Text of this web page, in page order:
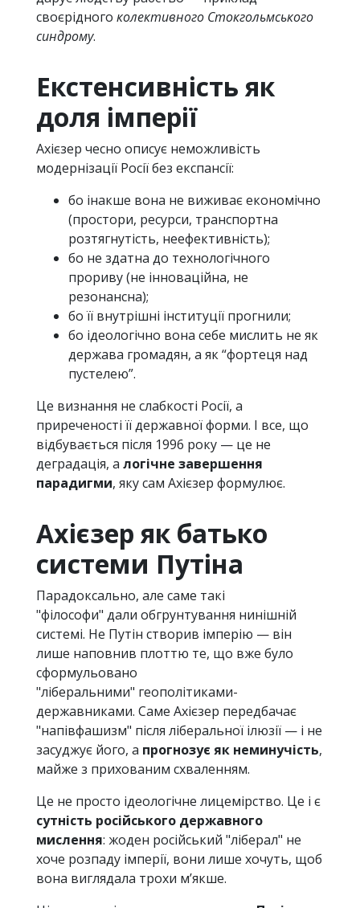
своєрідного колективного Стокгольмського
синдрому.
Екстенсивність як
доля імперії
Ахієзер чесно описує неможливість
модернізації Росії без експансії:
бо інакше вона не виживає економічно
(простори, ресурси, транспортна
розтягнутість, неефективність);
бо не здатна до технологічного
прориву (не інноваційна, не
резонансна);
бо її внутрішні інституції прогнили;
бо ідеологічно вона себе мислить не як
держава громадян, а як “фортеця над
пустелею”.
Це визнання не слабкості Росії, а
приреченості її державної форми. І все, що
відбувається після 1996 року — це не
деградація, а логічне завершення
парадигми, яку сам Ахієзер формулює.
Ахієзер як батько
системи Путіна
Парадоксально, але саме такі
"філософи" дали обгрунтування нинішній
системі. Не Путін створив імперію — він
лише наповнив плоттю те, що вже було
сформульовано
"ліберальними" геополітиками-
державниками. Саме Ахієзер передбачає
"напівфашизм" після ліберальної ілюзії — і не
засуджує його, а прогнозує як неминучість,
майже з прихованим схваленням.
Це не просто ідеологічне лицемірство. Це і є
сутність російського державного
мислення: жоден російський "ліберал" не
хоче розпаду імперії, вони лише хочуть, щоб
вона виглядала трохи м’якше.